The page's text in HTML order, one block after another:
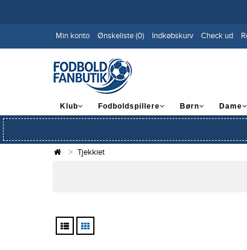
Min konto Ønskeliste (0) Indkøbskurv Check ud
Klub Fodboldspillere Børn Dame
Tjekkiet